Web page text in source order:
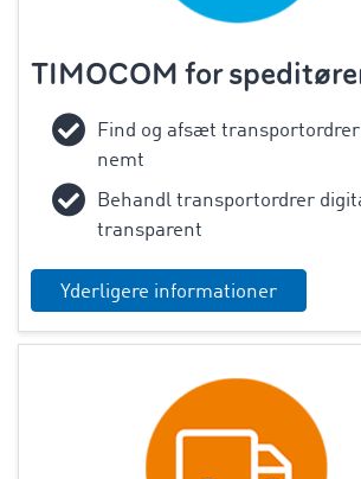
TIMOCOM for
Find og afsæt
nemt
Behandl transportordrer
transparent
Yderligere informationer